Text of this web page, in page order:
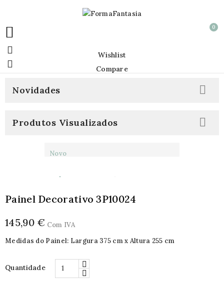
 0
 Wishlist
 Compare
Novidades 
Produtos Visualizados 
Novo
Painel Decorativo 3P10024
145,90 € Com IVA
Medidas do Painel: Largura 375 cm x Altura 255 cm
Quantidade